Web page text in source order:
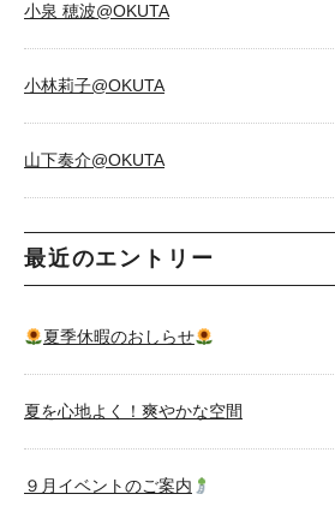
小泉 穂波@OKUTA
小林莉子@OKUTA
山下奏介@OKUTA
最近のエントリー
夏季休暇のおしらせ
夏を心地よく！爽やかな空間
９月イベントのご案内